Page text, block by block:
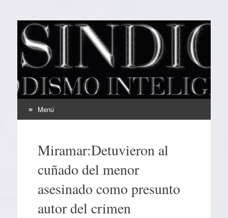
EL SINDICAL
Periodismo Inteligente
Menú
contenidoMiramar:Detuvieron al
cuñado del menor
asesinado como presunto
autor del crimen